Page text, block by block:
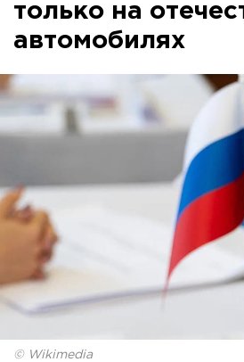
только на
автомобилях
© Wikimedia